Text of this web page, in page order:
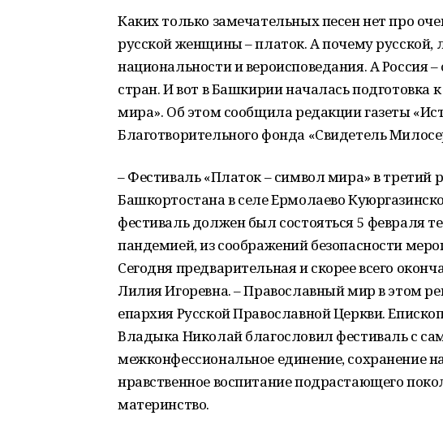
Каких только замечательных песен нет про
русской женщины – платок. А почему русской,
национальности и вероисповедания. А Россия
стран. И вот в Башкирии началась подготовка
мира». Об этом сообщила редакции газеты
Благотворительного фонда «Свидетель
– Фестиваль «Платок – символ мира» в третий
Башкортостана в селе Ермолаево
фестиваль должен был состояться 5 февраля
пандемией, из соображений безопасности
Сегодня предварительная и скорее всего
Лилия Игоревна. – Православный мир в этом
епархия Русской Православной Церкви.
Владыка Николай благословил фестиваль с
межконфессиональное единение, сохранение
нравственное воспитание подрастающего
материнство.